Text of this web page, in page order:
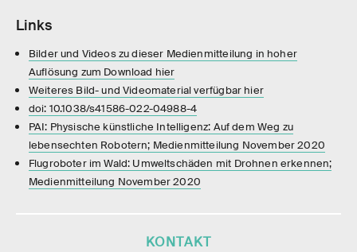
Links
Bilder und Videos zu dieser Medienmitteilung in hoher
Auflösung zum Download hier
Weiteres Bild- und Videomaterial verfügbar hier
doi: 10.1038/s41586-022-04988-4
PAI: Physische künstliche Intelligenz: Auf dem Weg zu
lebensechten Robotern; Medienmitteilung November 2020
Flugroboter im Wald: Umweltschäden mit Drohnen erkennen;
Medienmitteilung November 2020
KONTAKT